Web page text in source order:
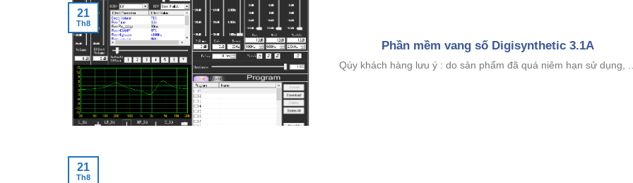
Phần mềm vang số Digisynthetic 3.1A
Qúy khách hàng lưu ý : do sản phẩm đã quá niêm hạn sử dụng,
21
Th8
21
Th8